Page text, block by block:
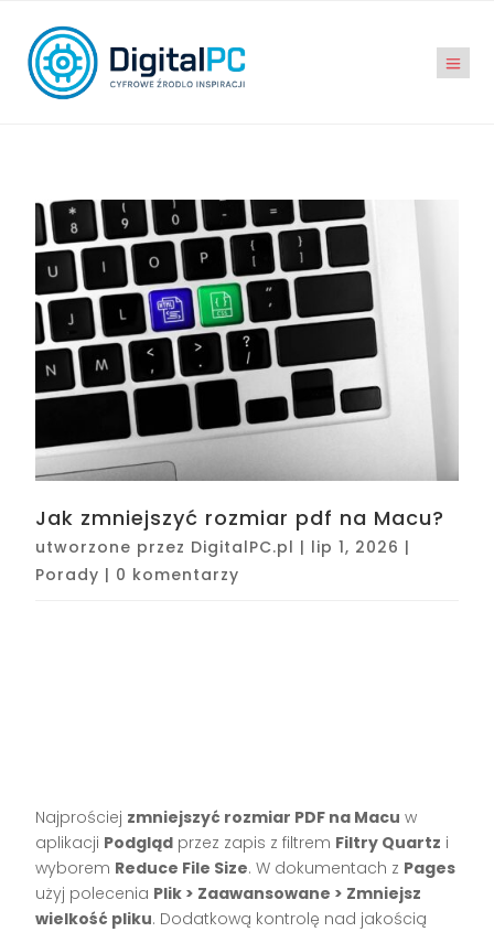
Jak zmniejszyć rozmiar pdf na Macu?
utworzone przez DigitalPC.pl | lip 1, 2026 |
Porady | 0 komentarzy
Najprościej zmniejszyć rozmiar PDF na Macu w
aplikacji Podgląd przez zapis z filtrem Filtry Quartz i
wyborem Reduce File Size. W dokumentach z Pages
użyj polecenia Plik > Zaawansowane > Zmniejsz
wielkość pliku. Dodatkową kontrolę nad jakością